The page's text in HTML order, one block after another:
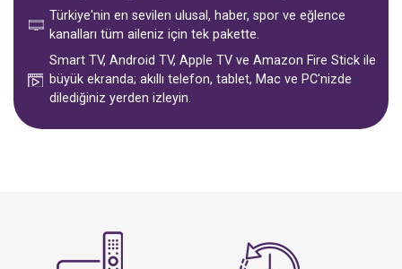
Türkiye'nin en sevilen ulusal, haber, spor ve eğlence
kanalları tüm aileniz için tek pakette.
Smart TV, Android TV, Apple TV ve Amazon Fire Stick ile
büyük ekranda; akıllı telefon, tablet, Mac ve PC'nizde
dilediğiniz yerden izleyin.